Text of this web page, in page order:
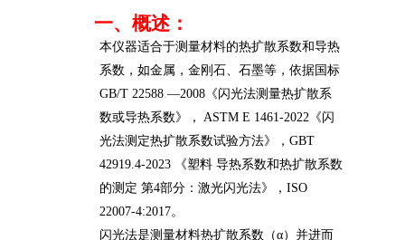
一、概述：
本仪器适合于测量材料的热扩散系数和导热
系数，如金属，金刚石、石墨等，依据国标
GB/T 22588 —2008《闪光法测量热扩散系
数或导热系数》， ASTM E 1461-2022 《闪
光法测定热扩散系数试验方法》
，GBT
42919.4-2023
《塑料 导热系数和热扩散系数
的测定 第4部分：激光闪光法》
，‌ISO
22007-4:2017。
闪光法是测量材料热扩散系数（α）并进而